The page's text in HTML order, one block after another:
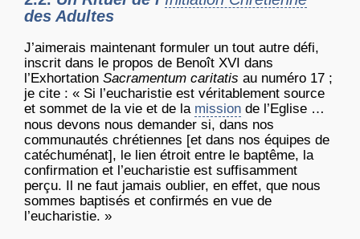
des Adultes
J’aimerais maintenant formuler un tout autre défi,
inscrit dans le propos de Benoît XVI dans
l’Exhortation Sacramentum caritatis au numéro 17 ;
je cite : « Si l’eucharistie est véritablement source
et sommet de la vie et de la mission de l’Eglise …
nous devons nous demander si, dans nos
communautés chrétiennes [et dans nos équipes de
catéchuménat], le lien étroit entre le baptême, la
confirmation et l’eucharistie est suffisamment
perçu. Il ne faut jamais oublier, en effet, que nous
sommes baptisés et confirmés en vue de
l’eucharistie. »